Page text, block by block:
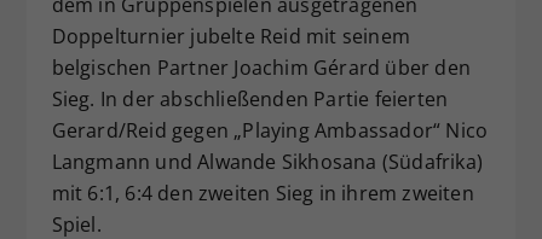
Doppelturnier jubelte Reid mit seinem
belgischen Partner Joachim Gérard über den
Sieg. In der abschließenden Partie feierten
Gerard/Reid gegen „Playing Ambassador“ Nico
Langmann und Alwande Sikhosana (Südafrika)
mit 6:1, 6:4 den zweiten Sieg in ihrem zweiten
Spiel.